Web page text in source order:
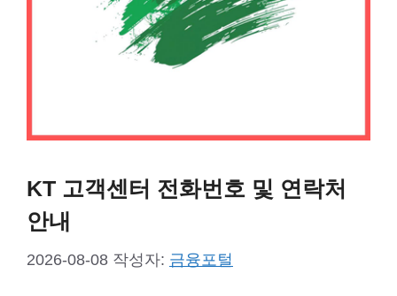
KT 고객센터 전화번호 및 연락처
안내
2026-08-08 작성자: 금융포털